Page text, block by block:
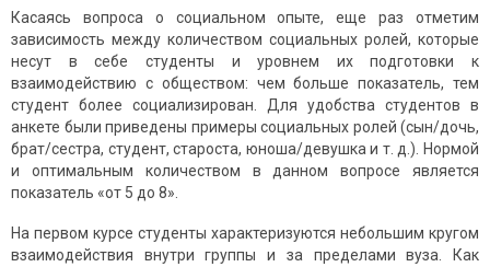
Касаясь вопроса о социальном опыте, еще раз отметим
зависимость между количеством социальных ролей, которые
несут в себе студенты и уровнем их подготовки к
взаимодействию с обществом: чем больше показатель, тем
студент более социализирован. Для удобства студентов в
анкете были приведены примеры социальных ролей (сын/дочь,
брат/сестра, студент, староста, юноша/девушка и т. д.). Нормой
и оптимальным количеством в данном вопросе является
показатель «от 5 до 8».
На первом курсе студенты характеризуются небольшим кругом
взаимодействия внутри группы и за пределами вуза. Как